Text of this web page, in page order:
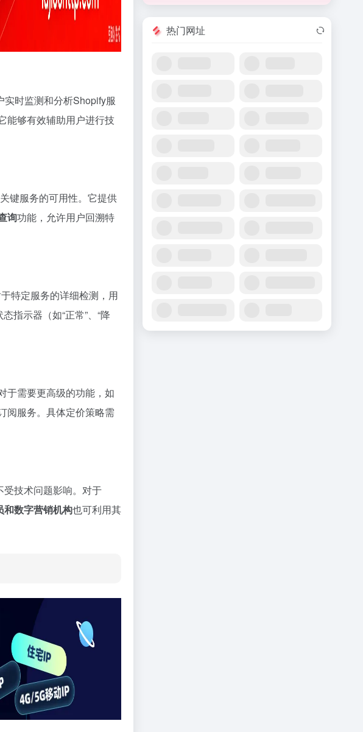
时监测和分析Shopify服
能够有效辅助用户进行技
键服务的可用性。它提供
询功能，允许用户回溯特
特定服务的详细检测，用
指示器（如“正常”、“降
于需要更高级的功能，如
阅服务。具体定价策略需
受技术问题影响。对于
和数字营销机构也可利用其
热门网址